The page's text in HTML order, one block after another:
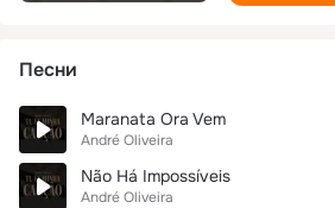
Песни
Maranata Ora Vem
André Oliveira
Não Há Impossíveis
André Oliveira